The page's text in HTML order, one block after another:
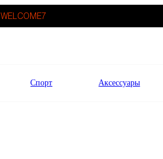
WELCOME7
Спорт Аксессуары